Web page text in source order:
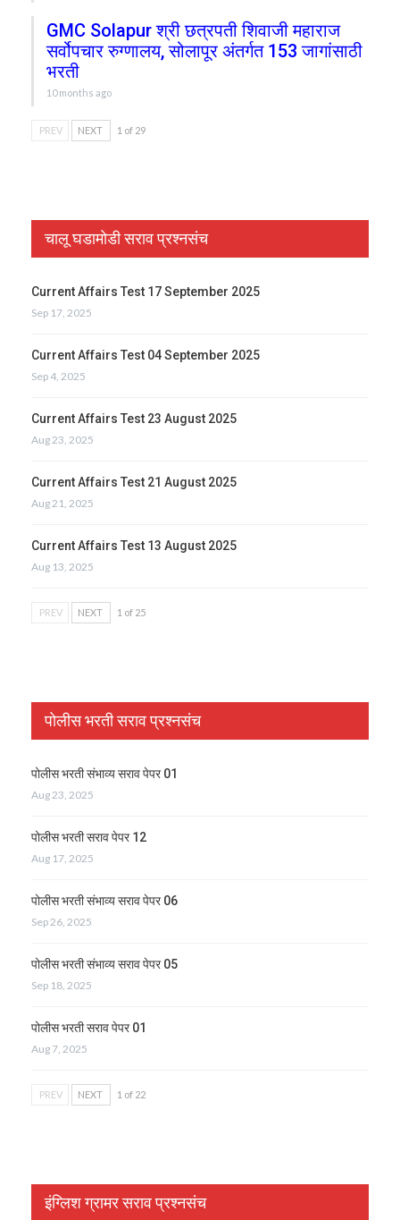
GMC Solapur श्री छत्रपती शिवाजी महाराज
सर्वोपचार रुग्णालय, सोलापूर अंतर्गत 153 जागांसाठी
भरती
10 months ago
PREV NEXT 1 of 29
चालू घडामोडी सराव प्रश्नसंच
Current Affairs Test 17 September 2025
Sep 17, 2025
Current Affairs Test 04 September 2025
Sep 4, 2025
Current Affairs Test 23 August 2025
Aug 23, 2025
Current Affairs Test 21 August 2025
Aug 21, 2025
Current Affairs Test 13 August 2025
Aug 13, 2025
PREV NEXT 1 of 25
पोलीस भरती सराव प्रश्नसंच
पोलीस भरती संभाव्य सराव पेपर 01
Aug 23, 2025
पोलीस भरती सराव पेपर 12
Aug 17, 2025
पोलीस भरती संभाव्य सराव पेपर 06
Sep 26, 2025
पोलीस भरती संभाव्य सराव पेपर 05
Sep 18, 2025
पोलीस भरती सराव पेपर 01
Aug 7, 2025
PREV NEXT 1 of 22
इंग्लिश ग्रामर सराव प्रश्नसंच